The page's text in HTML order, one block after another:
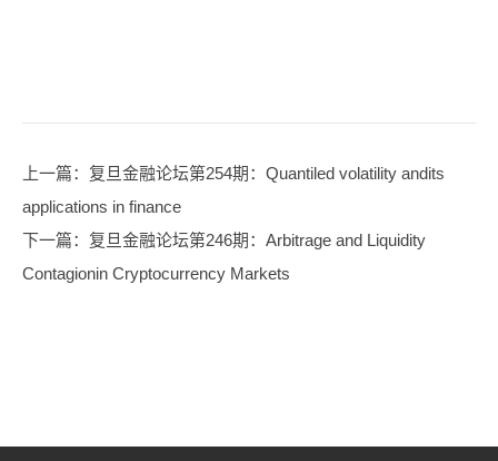
上一篇：复旦金融论坛第254期：Quantiled volatility andits
applications in finance
下一篇：复旦金融论坛第246期：Arbitrage and Liquidity
Contagionin Cryptocurrency Markets